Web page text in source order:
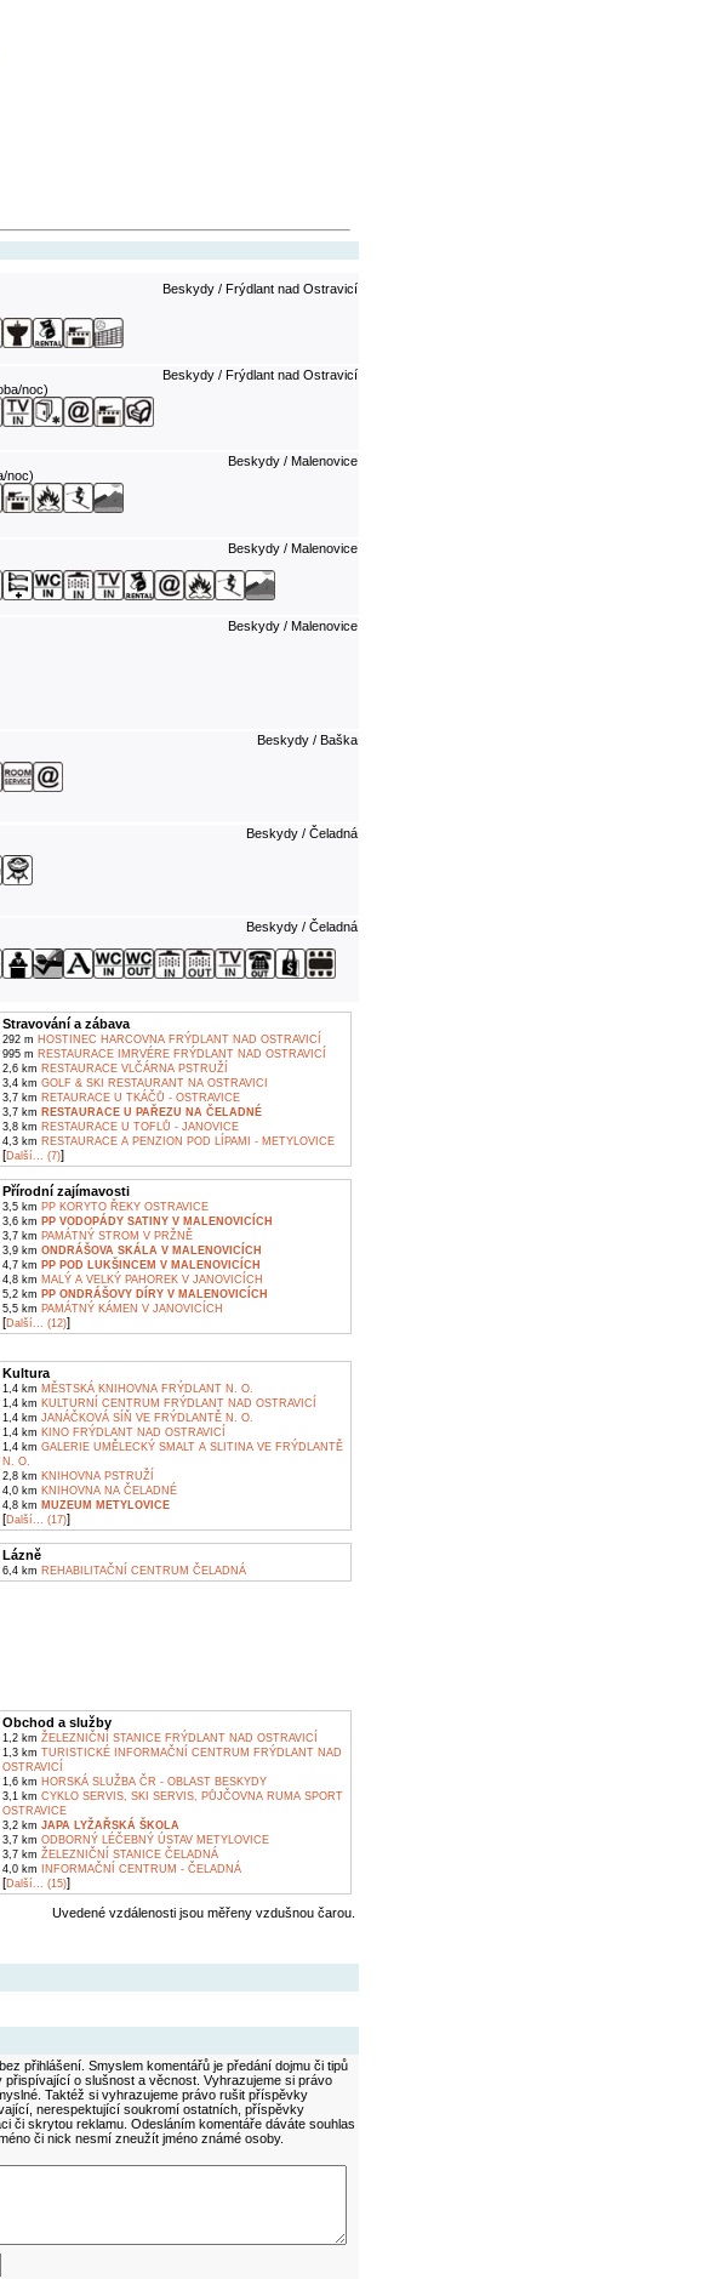
Beskydy / Frýdlant nad Ostravicí
Beskydy / Frýdlant nad Ostravicí
noc)
Beskydy / Malenovice
noc)
Beskydy / Malenovice
Beskydy / Malenovice
Beskydy / Baška
Beskydy / Čeladná
Beskydy / Čeladná
Stravování a zábava
292 m HOSTINEC HARCOVNA FRÝDLANT NAD OSTRAVICÍ
995 m RESTAURACE IMRVÉRE FRÝDLANT NAD OSTRAVICÍ
2,6 km RESTAURACE VLČÁRNA PSTRUŽÍ
3,4 km GOLF & SKI RESTAURANT NA OSTRAVICI
3,7 km RETAURACE U TKÁČŮ - OSTRAVICE
3,7 km RESTAURACE U PAŘEZU NA ČELADNÉ
3,8 km RESTAURACE U TOFLŮ - JANOVICE
4,3 km RESTAURACE A PENZION POD LÍPAMI - METYLOVICE
[Další... (7)]
Přírodní zajímavosti
3,5 km PP KORYTO ŘEKY OSTRAVICE
3,6 km PP VODOPÁDY SATINY V MALENOVICÍCH
3,7 km PAMÁTNÝ STROM V PRŽNĚ
3,9 km ONDRÁŠOVA SKÁLA V MALENOVICÍCH
4,7 km PP POD LUKŠINCEM V MALENOVICÍCH
4,8 km MALÝ A VELKÝ PAHOREK V JANOVICÍCH
5,2 km PP ONDRÁŠOVY DÍRY V MALENOVICÍCH
5,5 km PAMÁTNÝ KÁMEN V JANOVICÍCH
[Další... (12)]
Kultura
1,4 km MĚSTSKÁ KNIHOVNA FRÝDLANT N. O.
1,4 km KULTURNÍ CENTRUM FRÝDLANT NAD OSTRAVICÍ
1,4 km JANÁČKOVÁ SÍŇ VE FRÝDLANTĚ N. O.
1,4 km KINO FRÝDLANT NAD OSTRAVICÍ
1,4 km GALERIE UMĚLECKÝ SMALT A SLITINA VE FRÝDLANTĚ
N. O.
2,8 km KNIHOVNA PSTRUŽÍ
4,0 km KNIHOVNA NA ČELADNÉ
4,8 km MUZEUM METYLOVICE
[Další... (17)]
Lázně
6,4 km REHABILITAČNÍ CENTRUM ČELADNÁ
Obchod a služby
1,2 km ŽELEZNIČNÍ STANICE FRÝDLANT NAD OSTRAVICÍ
1,3 km TURISTICKÉ INFORMAČNÍ CENTRUM FRÝDLANT NAD
OSTRAVICÍ
1,6 km HORSKÁ SLUŽBA ČR - OBLAST BESKYDY
3,1 km CYKLO SERVIS, SKI SERVIS, PŮJČOVNA RUMA SPORT
OSTRAVICE
3,2 km JAPA LYŽAŘSKÁ ŠKOLA
3,7 km ODBORNÝ LÉČEBNÝ ÚSTAV METYLOVICE
3,7 km ŽELEZNIČNÍ STANICE ČELADNÁ
4,0 km INFORMAČNÍ CENTRUM - ČELADNÁ
[Další... (15)]
Uvedené vzdálenosti jsou měřeny vzdušnou čarou.
přihlášení. Smyslem komentářů je předání dojmu či tipů
o slušnost a věcnost. Vyhrazujeme si právo
Taktéž si vyhrazujeme právo rušit příspěvky
nerespektující soukromí ostatních, příspěvky
či skrytou reklamu. Odesláním komentáře dáváte souhlas
či nick nesmí zneužít jméno známé osoby.